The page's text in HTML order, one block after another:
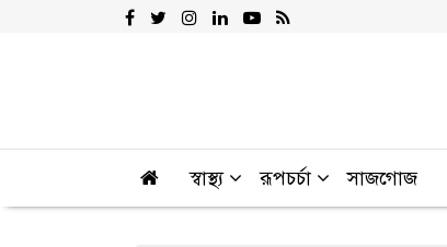
স্বাস্থ্য রূপচর্চা সাজগোজ